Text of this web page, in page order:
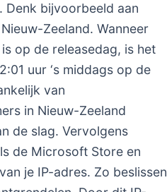
Denk bijvoorbeeld aan
Zeeland. Wanneer
op de releasedag, is het
uur ‘s middags op de
van
in Nieuw-Zeeland
de slag. Vervolgens
de Microsoft Store en
je IP-adres. Zo beslissen